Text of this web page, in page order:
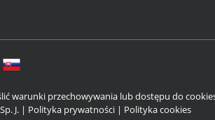
warunki przechowywania lub dostępu do
J. | Polityka prywatności | Polityka cookies